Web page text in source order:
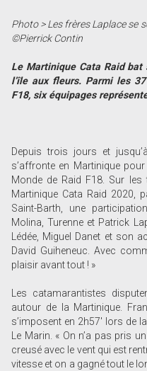
Photo > Les frères Laplace se
©Pierrick Contin
Le Martinique Cata Raid
l’île aux fleurs. Parmi les
F18, six équipages
Depuis trois jours et
s’affronte en Martinique
Monde de Raid F18. Sur
Martinique Cata Raid 2020,
Saint-Barth, une
Molina, Turenne et Patrick
Lédée, Miguel Danet et son
David Guiheneuc. Avec
plaisir avant tout ! »
Les catamarantistes
autour de la Martinique.
s’imposent en 2h57' lors de
Le Marin. « On n’a pas pris
creusé avec le vent qui est
vitesse et on a gagné tout le